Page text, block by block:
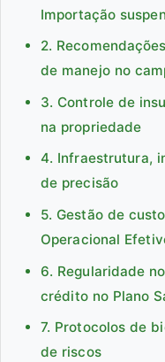
Importação
2.
de manejo no
3. Controle de
na propriedade
4. Infraestrutura,
de precisão
5. Gestão de
Operacional
6. Regularidade
crédito no Plano
7. Protocolos de
de riscos